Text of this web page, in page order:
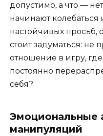
допустимо, а что —
начинают
настойчивых
стоит задуматься: не
отношение в игру,
постоянно
себя?
Эмоциональные
манипуляций